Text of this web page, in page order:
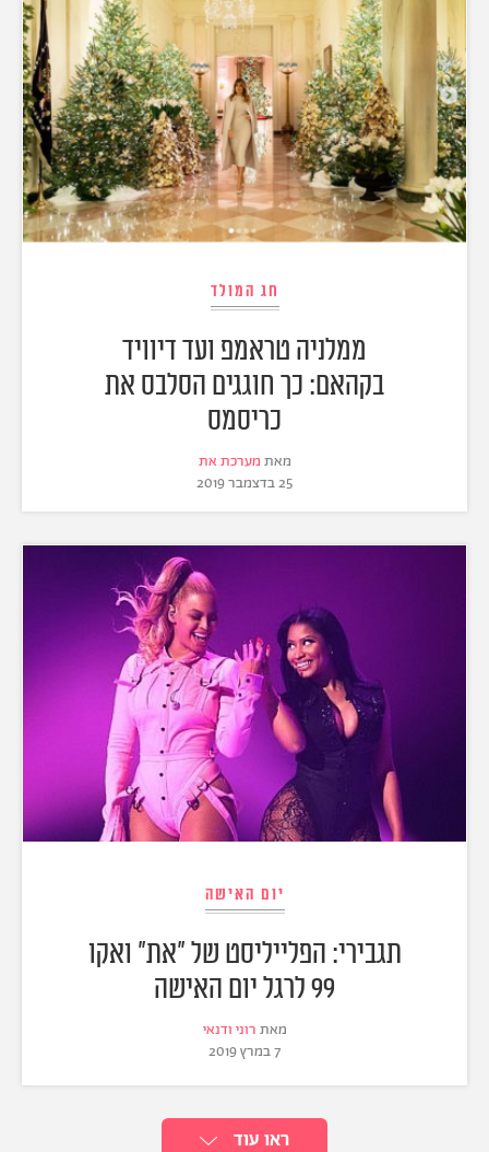
חג המולד
ממלניה טראמפ ועד דיוויד
בקהאם: כך חוגגים הסלבס את
כריסמס
מאת מערכת את
25 בדצמבר 2019
יום האישה
תגבירי: הפלייליסט של "את" ואקו
99 לרגל יום האישה
מאת רוני ודנאי
7 במרץ 2019
ראו עוד